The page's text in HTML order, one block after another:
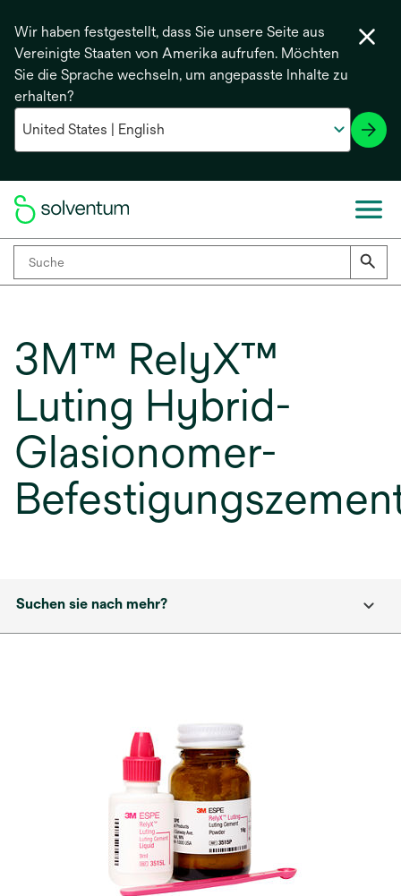
Wir haben festgestellt, dass Sie unsere Seite aus
Vereinigte Staaten von Amerika aufrufen. Möchten
Sie die Sprache wechseln, um angepasste Inhalte zu
erhalten?
3M™ RelyX™
Luting Hybrid-
Glasionomer-
Suchen sie nach mehr?